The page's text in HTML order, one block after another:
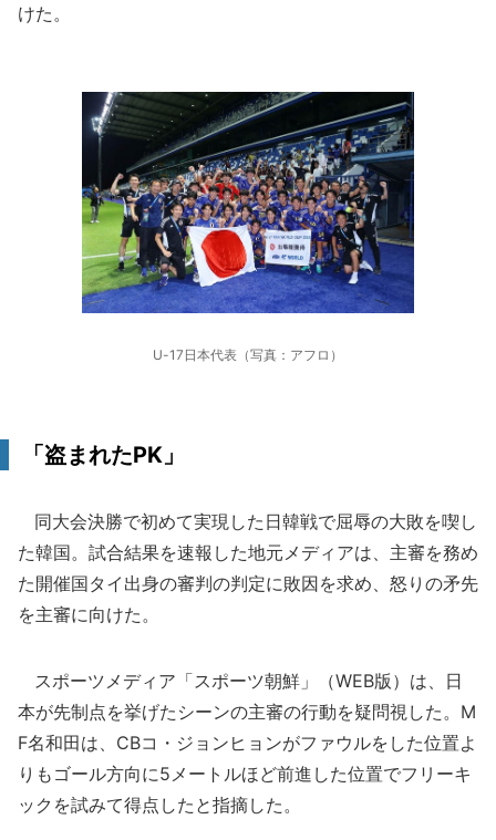
けた。
U-17日本代表（写真：アフロ）
「盗まれたPK」
同大会決勝で初めて実現した日韓戦で屈辱の大敗を喫し
た韓国。試合結果を速報した地元メディアは、主審を務め
た開催国タイ出身の審判の判定に敗因を求め、怒りの矛先
を主審に向けた。
スポーツメディア「スポーツ朝鮮」（WEB版）は、日
本が先制点を挙げたシーンの主審の行動を疑問視した。M
F名和田は、CBコ・ジョンヒョンがファウルをした位置よ
りもゴール方向に5メートルほど前進した位置でフリーキ
ックを試みて得点したと指摘した。